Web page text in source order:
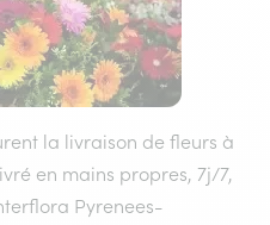
la livraison de fleurs à
en mains propres, 7j/7,
Pyrenees-